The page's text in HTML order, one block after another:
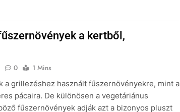
a kertből,
0
1 Mins
a grillezéshez használt fűszernövényekre, mint a
pácaira. De különösen a vegetáriánus
fűszernövények adják azt a bizonyos pluszt